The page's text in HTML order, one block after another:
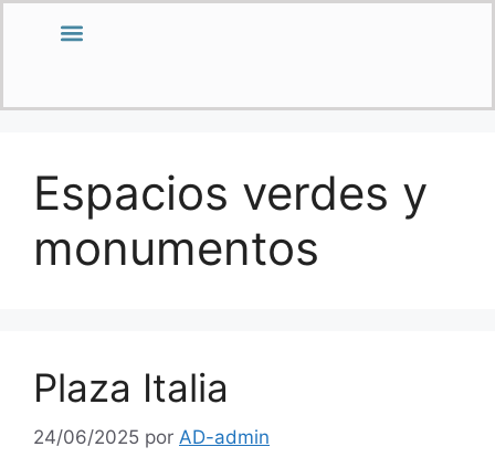
Espacios verdes y
monumentos
Plaza Italia
24/06/2025 por AD-admin